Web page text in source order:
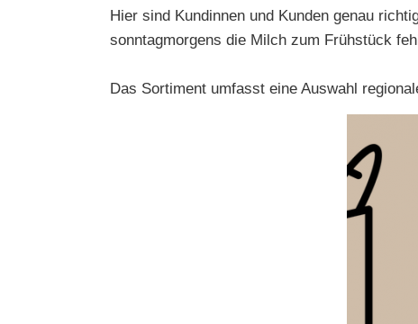
Hier sind Kundinnen und Kunden genau
sonntagmorgens die Milch zum Frühstück
Das Sortiment umfasst eine Auswahl